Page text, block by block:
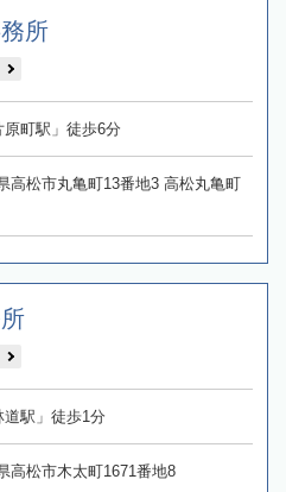
所
町駅」徒歩6分
高松市丸亀町13番地3 高松丸亀町
駅」徒歩1分
高松市木太町1671番地8